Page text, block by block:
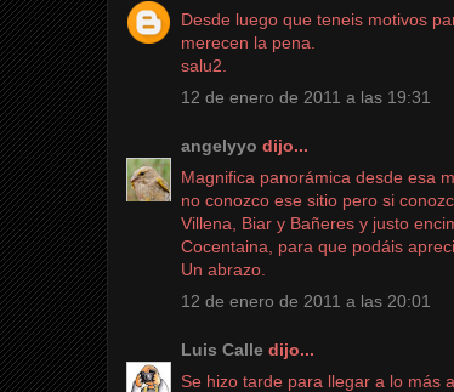
Desde luego que teneis motivos
merecen la pena.
salu2.
12 de enero de 2011 a las 19:31
angelyyo dijo...
Magnifica panorámica desde esa
no conozco ese sitio pero si
Villena, Biar y Bañeres y justo
Cocentaina, para que podáis
Un abrazo.
12 de enero de 2011 a las 20:01
Luis Calle dijo...
Se hizo tarde para llegar a lo más